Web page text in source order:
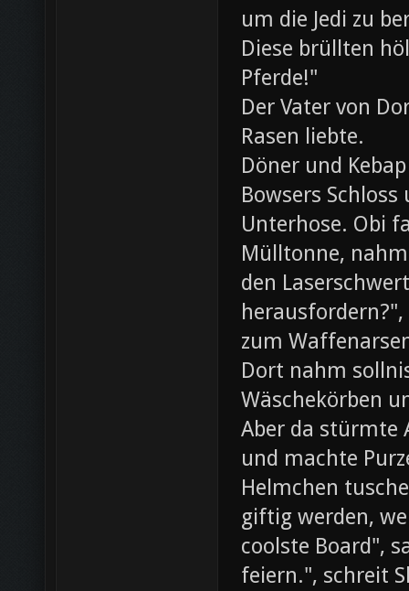
um die Jedi zu
Diese brüllten
Pferde!"
Der Vater von
Rasen liebte.
Döner und
Bowsers
Unterhose. Obi
Mülltonne,
den
zum
Dort nahm
Wäschekörben
Aber da stürmte
und machte
Helmchen
giftig werden,
coolste Board",
feiern.", schreit